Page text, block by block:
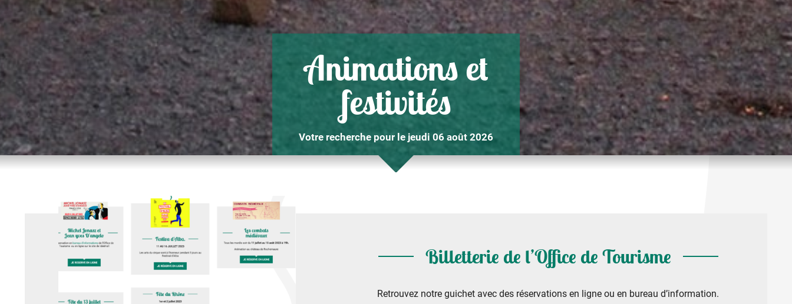
Animations et
festivités
Votre recherche pour le jeudi 06 août 2026
Billetterie de l’Office de Tourisme
Retrouvez notre guichet avec des réservations en ligne ou en bureau d’information.